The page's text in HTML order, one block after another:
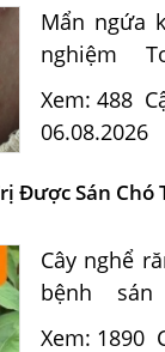
Mẩn ngứa
nghiệm
tính 0,5
nhân? Tiến
điều trị và
Xem: 488
06.08.2026
Được Sán Chó
Cây nghể
bệnh sán
không?
Xem: 1890